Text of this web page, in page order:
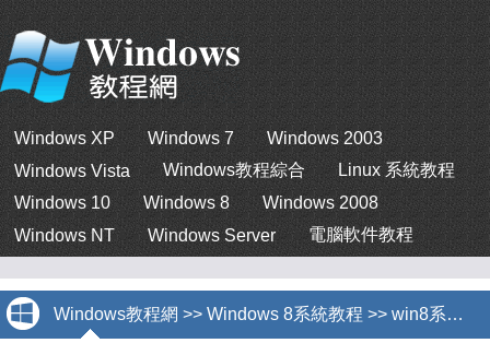
Windows XP Windows 7
Windows 2003
Windows Vista
Windows教程綜合
Linux 系統教程
Windows 10
Windows 8
Windows 2008
Windows NT
Windows Server 電腦軟件教程
Windows教程網 >> Windows 8系統教程 >> win8系統基礎知識